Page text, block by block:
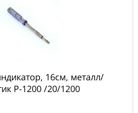
16см, металл/
P-1200 /20/1200